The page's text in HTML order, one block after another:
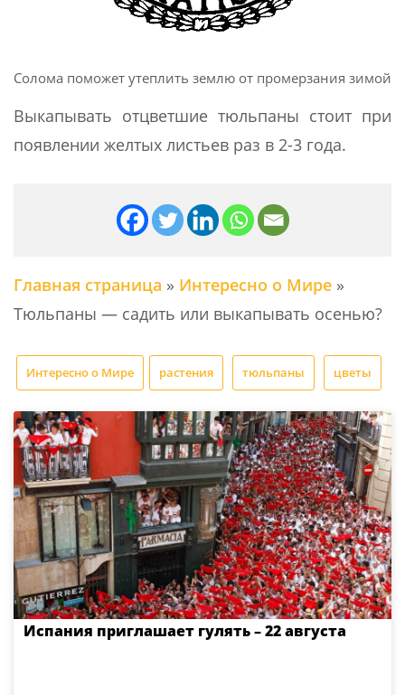
Солома поможет утеплить землю от промерзания зимой
Выкапывать отцветшие тюльпаны стоит при
появлении желтых листьев раз в 2-3 года.
Главная страница » Интересно о Мире »
Тюльпаны — садить или выкапывать осенью?
Интересно о Мире растения тюльпаны цветы
Испания приглашает гулять – 22 августа